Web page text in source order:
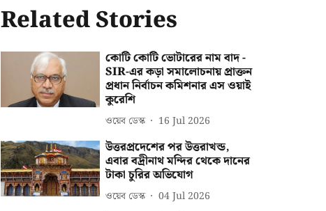
Related Stories
কোটি কোটি ভোটারের নাম বাদ -
SIR-এর কড়া সমালোচনায় প্রাক্তন
প্রধান নির্বাচন কমিশনার এস ওয়াই
কুরেশি
ওয়েব ডেস্ক 16 Jul 2026
উত্তরপ্রদেশের পর উত্তরাখন্ড,
এবার বদ্রীনাথ মন্দির থেকে দানের
টাকা চুরির অভিযোগ
ওয়েব ডেস্ক 04 Jul 2026